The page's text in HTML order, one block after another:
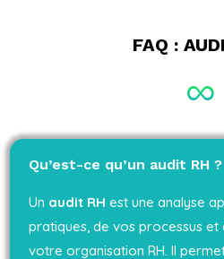
FAQ :
Qu’est-ce qu’un audit RH ?
Un audit RH est une analyse
pratiques, de vos processus
votre organisation RH. Il